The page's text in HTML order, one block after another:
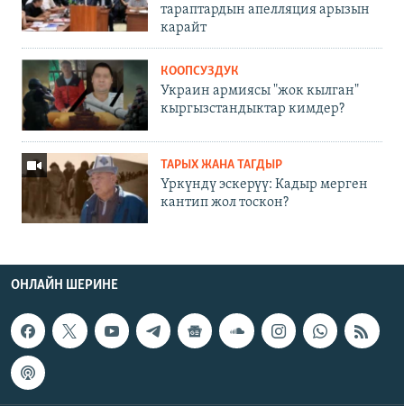
тараптардын апелляция арызын
карайт
КООПСУЗДУК
Украин армиясы "жок кылган"
кыргызстандыктар кимдер?
ТАРЫХ ЖАНА ТАГДЫР
Үркүндү эскерүү: Кадыр мерген
кантип жол тоскон?
ОНЛАЙН ШЕРИНЕ